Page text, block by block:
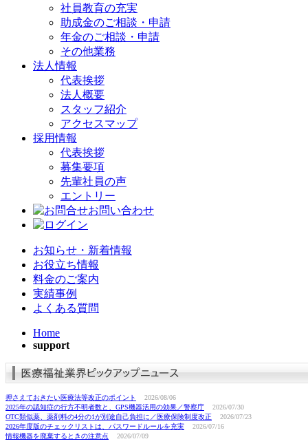
社員教育の充実
助成金のご相談・申請
年金のご相談・申請
その他業務
法人情報
代表挨拶
法人概要
スタッフ紹介
アクセスマップ
採用情報
代表挨拶
募集要項
先輩社員の声
エントリー
お問い合わせ
お知らせ・新着情報
お役立ち情報
料金のご案内
実績事例
よくある質問
Home
support
押さえておきたい医療法等改正のポイント
2026/08/06
2025年の認知症の行方不明者数と、GPS機器活用の効果／警察庁
2026/07/30
OTC類似薬、薬剤料の4分の1が別途自己負担に／医療保険制度改正
2026/07/23
2026年度版のチェックリストは、パスワードルールを充実
2026/07/16
情報機器を廃棄するときの注意点
2026/07/09